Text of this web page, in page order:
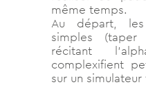
même temps.
Au départ,
simples
récitant
complexifient
sur un